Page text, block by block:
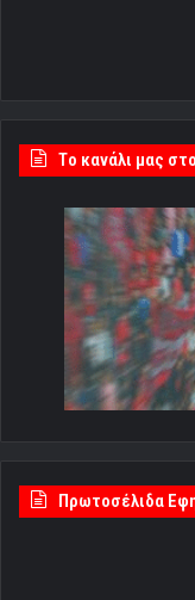
Tο κανάλι μας
Πρωτοσέλιδα